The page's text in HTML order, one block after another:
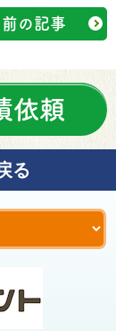
前の記事
依頼
る